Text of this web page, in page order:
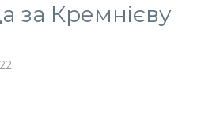
за Кремнієву